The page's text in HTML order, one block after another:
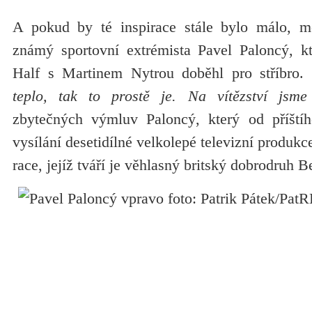
A pokud by té inspirace stále bylo málo,
známý sportovní extrémista Pavel Paloncý,
Half s Martinem Nytrou doběhl pro stříbro.
teplo, tak to prostě je. Na vítězství
zbytečných výmluv Paloncý, který od
vysílání desetidílné velkolepé televizní
race, jejíž tváří je věhlasný britský dobrodruh